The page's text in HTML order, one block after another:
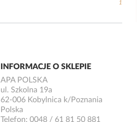
1
INFORMACJE O SKLEPIE
APA POLSKA
ul. Szkolna 19a
62-006 Kobylnica k/Poznania
Polska
Telefon:0048 / 61 81 50 881